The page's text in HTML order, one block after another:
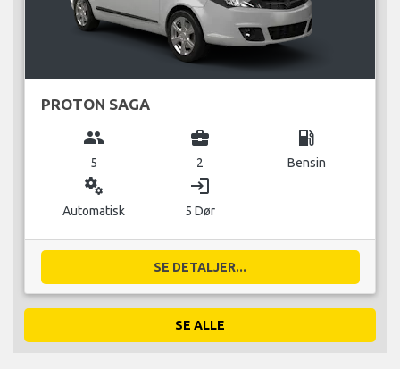
PROTON SAGA
group
5
business_center
2
local_gas_station
Bensin
miscellaneous_services
Automatisk
login
5 Dør
SE DETALJER...
SE ALLE